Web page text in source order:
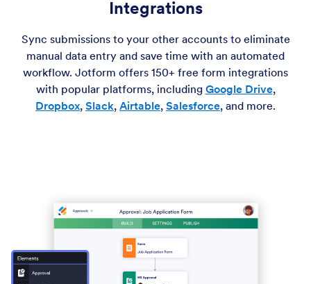
Integrations
Sync submissions to your other accounts to eliminate
manual data entry and save time with an automated
workflow. Jotform offers 150+ free form integrations
with popular platforms, including Google Drive,
Dropbox, Slack, Airtable, Salesforce, and more.